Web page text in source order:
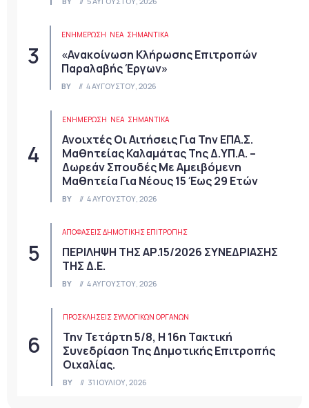
ΕΝΗΜΕΡΩΣΗ ΝΈΑ ΣΗΜΑΝΤΙΚΆ
«Ανακοίνωση Κλήρωσης Επιτροπών
Παραλαβής Έργων»
BY 4 ΑΥΓΟΎΣΤΟΥ, 2026
ΕΝΗΜΕΡΩΣΗ ΝΈΑ ΣΗΜΑΝΤΙΚΆ
Ανοιχτές Οι Αιτήσεις Για Την ΕΠΑ.Σ.
Μαθητείας Καλαμάτας Της Δ.ΥΠ.Α. –
Δωρεάν Σπουδές Με Αμειβόμενη
Μαθητεία Για Νέους 15 Έως 29 Ετών
BY 4 ΑΥΓΟΎΣΤΟΥ, 2026
ΑΠΟΦΆΣΕΙΣ ΔΗΜΟΤΙΚΉΣ ΕΠΙΤΡΟΠΉΣ
ΠΕΡΙΛΗΨΗ ΤΗΣ ΑΡ.15/2026 ΣΥΝΕΔΡΙΑΣΗΣ
ΤΗΣ Δ.Ε.
BY 4 ΑΥΓΟΎΣΤΟΥ, 2026
ΠΡΟΣΚΛΉΣΕΙΣ ΣΥΛΛΟΓΙΚΏΝ ΟΡΓΆΝΩΝ
Την Τετάρτη 5/8, Η 16η Τακτική
Συνεδρίαση Της Δημοτικής Επιτροπής
Οιχαλίας.
BY 31 ΙΟΥΛΊΟΥ, 2026